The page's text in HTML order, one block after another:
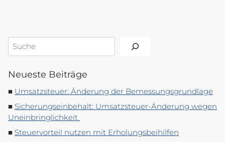
Suchen
Neueste Beiträge
Umsatzsteuer: Änderung der Bemessungsgrundlage
Sicherungseinbehalt: Umsatzsteuer-Änderung wegen
Uneinbringlichkeit
Steuervorteil nutzen mit Erholungsbeihilfen